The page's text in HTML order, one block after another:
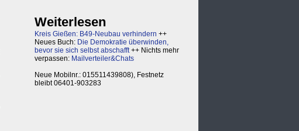
Weiterlesen
Kreis Gießen: B49-Neubau verhindern ++
Neues Buch: Die Demokratie überwinden,
bevor sie sich selbst abschafft++ Nichts mehr
verpassen: Mailverteiler&Chats
Neue Mobilnr.: 015511439808), Festnetz
bleibt 06401-903283